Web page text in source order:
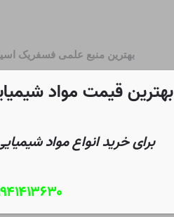
بهترین منبع علمی فسفریک
بهترین قیمت مواد
برای خرید انواع مواد